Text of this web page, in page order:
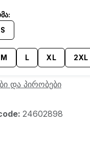
S
M L XL 2XL
და პირობები
24602898